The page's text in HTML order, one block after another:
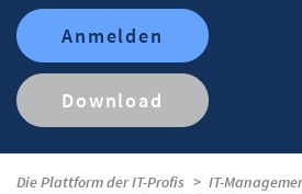
Anmelden
Download
Die Plattform der IT-Profis IT-